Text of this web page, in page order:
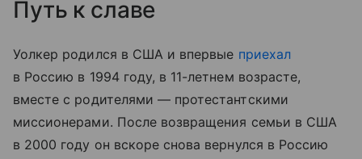
Путь к славе
Уолкер родился в США и впервые приехал
в Россию в 1994 году, в 11-летнем возрасте,
вместе с родителями — протестантскими
миссионерами. После возвращения семьи в США
в 2000 году он вскоре снова вернулся в Россию